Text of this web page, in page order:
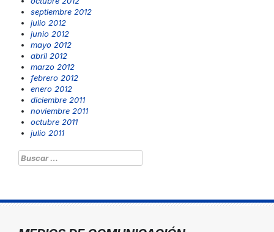
septiembre 2012
julio 2012
junio 2012
mayo 2012
abril 2012
marzo 2012
febrero 2012
enero 2012
diciembre 2011
noviembre 2011
octubre 2011
julio 2011
Buscar: